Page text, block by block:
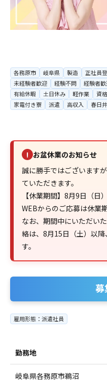
各務原市 岐阜県 製造 正社員
未経験者歓迎
経験不問 経験者
有給休暇
土日休み 軽作業 資
家電付き寮
派遣 高収入 春日
! お盆休業のお知らせ
誠に勝手ではございます
ていただきます。
【休業期間】8月9日（日
WEBからのご応募は休業
なお、期間中にいただい
絡は、8月15日（土）以
す。
募
雇用形態：派遣社員
勤務地
岐阜県各務原市鵜沼